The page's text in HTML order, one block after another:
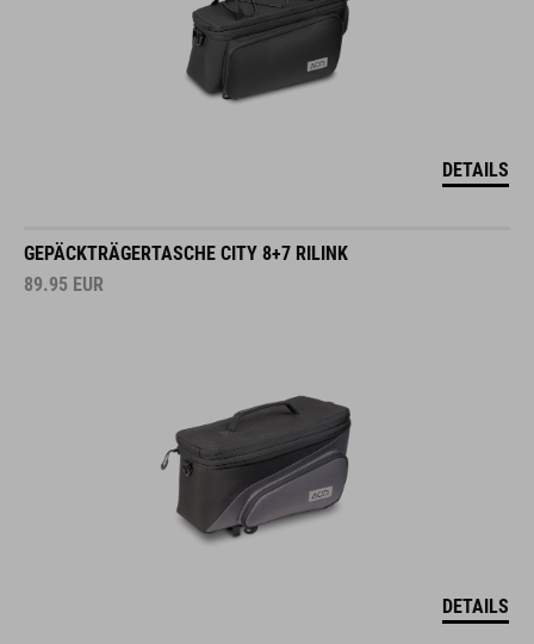
DETAILS
GEPÄCKTRÄGERTASCHE CITY 8+7 RILINK
89.95 EUR
DETAILS